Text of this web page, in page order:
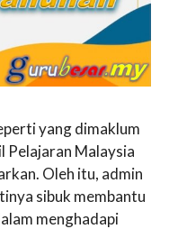
yang dimaklum
Pelajaran Malaysia
Oleh itu, admin
sibuk membantu
menghadapi